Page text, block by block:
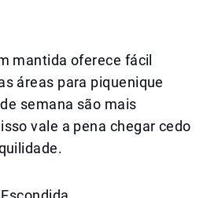
mantida oferece fácil
áreas para piquenique
semana são mais
vale a pena chegar cedo